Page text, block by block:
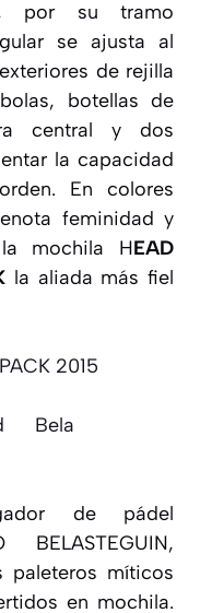
por su tramo
se ajusta al
de rejilla
botellas de
central y dos
la capacidad
En colores
feminidad y
mochila HEAD
la aliada más fiel
2015
de pádel
paleteros míticos
en mochila.